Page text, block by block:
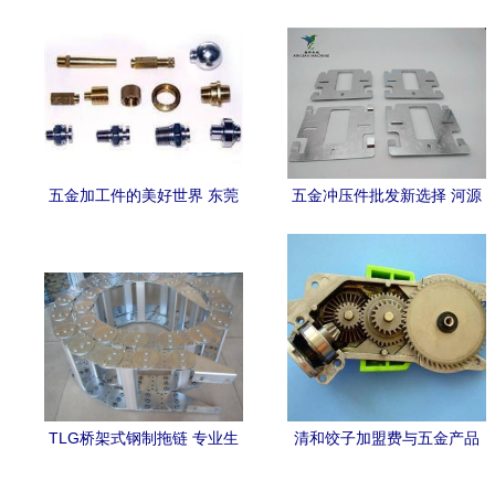
五金加工件的美好世界 东莞
五金冲压件批发新选择 河源
惠价格
TLG桥架式钢制拖链 专业生
清和饺子加盟费与五金产品